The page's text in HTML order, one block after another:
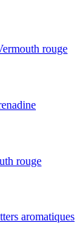
rouge
rouge
aromatiques